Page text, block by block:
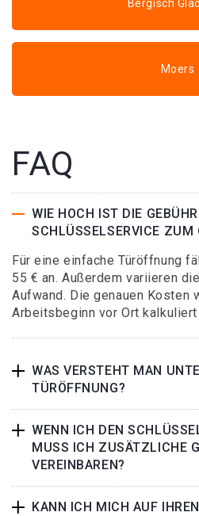
Bergisch
Moers
FAQ
WIE HOCH IST DIE
SCHLÜSSELSERVICE ZUM
Für eine einfache Türöffnung
55 € an. Außerdem variieren
Aufwand. Die genauen Kosten
Arbeitsbeginn vor Ort
WAS VERSTEHT MAN
TÜRÖFFNUNG?
WENN ICH DEN
MUSS ICH ZUSÄTZLICHE
VEREINBAREN?
KANN ICH MICH AUF